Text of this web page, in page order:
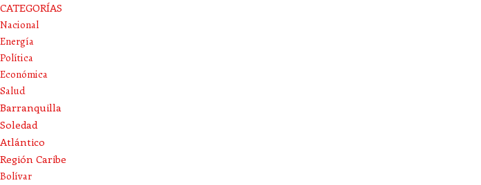
CATEGORÍAS
Nacional
Energía
Política
Económica
Salud
Barranquilla
Soledad
Atlántico
Región Caribe
Bolívar